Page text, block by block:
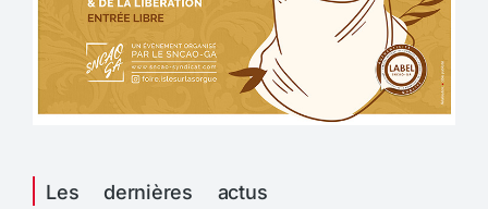
Les dernières actus